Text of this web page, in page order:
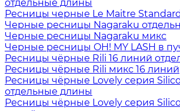
отдельные длины
Ресницы черные Le Maitre
Черные ресницы Nagaraku
Черные ресницы Nagaraku микс
Черные ресницы OH! MY LASH в
Ресницы чёрные Rili 16 линий
Ресницы чёрные Rili микс 16 линий
Ресницы чёрные Lovely серия
отдельные длины
Ресницы чёрные Lovely серия